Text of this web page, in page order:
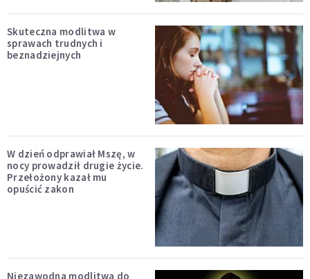
Skuteczna modlitwa w
sprawach trudnych i
beznadziejnych
W dzień odprawiał Mszę, w
nocy prowadził drugie życie.
Przełożony kazał mu
opuścić zakon
Niezawodna modlitwa do